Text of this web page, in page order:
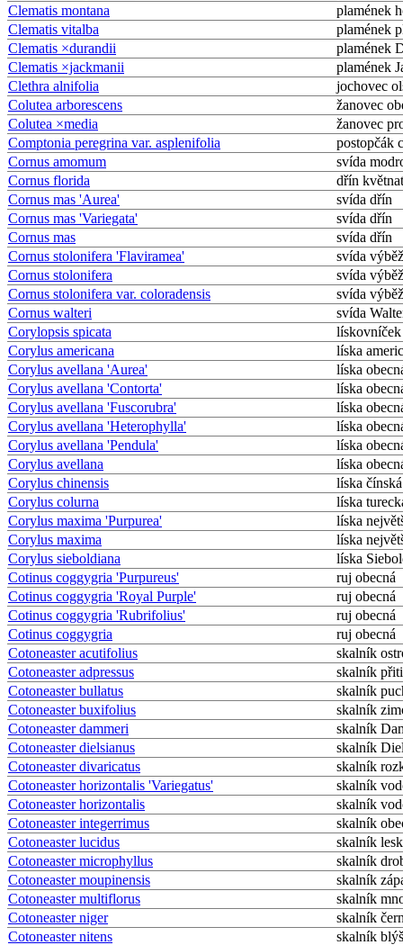
Clematis montana
plamének
Clematis vitalba
plamének
Clematis ×durandii
plamének
Clematis ×jackmanii
plamének
Clethra alnifolia
jochovec
Colutea arborescens
žanovec
Colutea ×media
žanovec
Comptonia peregrina var. asplenifolia
postopčák
Cornus amomum
svída
Cornus florida
dřín
Cornus mas 'Aurea'
svída dřín
Cornus mas 'Variegata'
svída dřín
Cornus mas
svída dřín
Cornus stolonifera 'Flaviramea'
svída
Cornus stolonifera
svída
Cornus stolonifera var. coloradensis
svída
Cornus walteri
svída
Corylopsis spicata
Corylus americana
líska
Corylus avellana 'Aurea'
líska
Corylus avellana 'Contorta'
líska
Corylus avellana 'Fuscorubra'
líska
Corylus avellana 'Heterophylla'
líska
Corylus avellana 'Pendula'
líska
Corylus avellana
líska
Corylus chinensis
líska čínská
Corylus colurna
líska
Corylus maxima 'Purpurea'
líska
Corylus maxima
líska
Corylus sieboldiana
líska
Cotinus coggygria 'Purpureus'
ruj obecná
Cotinus coggygria 'Royal Purple'
ruj obecná
Cotinus coggygria 'Rubrifolius'
ruj obecná
Cotinus coggygria
ruj obecná
Cotoneaster acutifolius
skalník
Cotoneaster adpressus
skalník
Cotoneaster bullatus
skalník
Cotoneaster buxifolius
skalník
Cotoneaster dammeri
skalník
Cotoneaster dielsianus
skalník
Cotoneaster divaricatus
skalník
Cotoneaster horizontalis 'Variegatus'
skalník
Cotoneaster horizontalis
skalník
Cotoneaster integerrimus
skalník
Cotoneaster lucidus
skalník
Cotoneaster microphyllus
skalník
Cotoneaster moupinensis
skalník
Cotoneaster multiflorus
skalník
Cotoneaster niger
skalník
Cotoneaster nitens
skalník